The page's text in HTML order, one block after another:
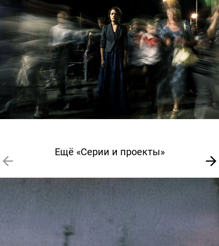
Ещё «Серии и проекты»